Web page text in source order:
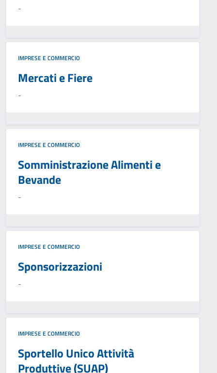
-
IMPRESE E COMMERCIO
Mercati e Fiere
-
IMPRESE E COMMERCIO
Somministrazione Alimenti e
Bevande
-
IMPRESE E COMMERCIO
Sponsorizzazioni
-
IMPRESE E COMMERCIO
Sportello Unico Attività
Produttive (SUAP)